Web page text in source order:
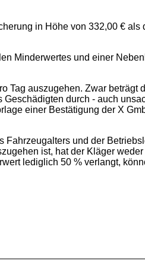
in Höhe von 332,00 € als
Minderwertes und einer
Tag auszugehen. Zwar beträgt
durch - auch
einer Bestätigung der X
und der
ist, hat der Kläger
lediglich 50 % verlangt,